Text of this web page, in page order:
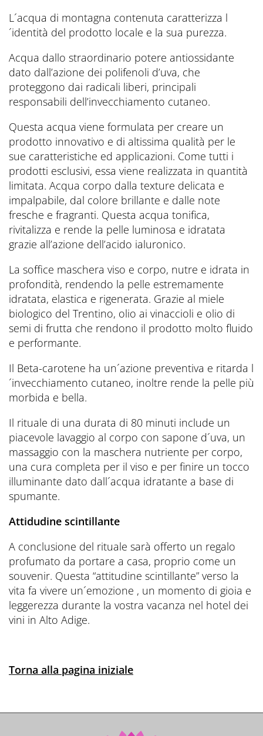
L´acqua di montagna contenuta caratterizza l
´identità del prodotto locale e la sua purezza.
Acqua dallo straordinario potere antiossidante
dato dall’azione dei polifenoli d’uva, che
proteggono dai radicali liberi, principali
responsabili dell’invecchiamento cutaneo.
Questa acqua viene formulata per creare un
prodotto innovativo e di altissima qualità per le
sue caratteristiche ed applicazioni. Come tutti i
prodotti esclusivi, essa viene realizzata in quantità
limitata. Acqua corpo dalla texture delicata e
impalpabile, dal colore brillante e dalle note
fresche e fragranti. Questa acqua tonifica,
rivitalizza e rende la pelle luminosa e idratata
grazie all’azione dell’acido ialuronico.
La soffice maschera viso e corpo, nutre e idrata in
profondità, rendendo la pelle estremamente
idratata, elastica e rigenerata. Grazie al miele
biologico del Trentino, olio ai vinaccioli e olio di
semi di frutta che rendono il prodotto molto fluido
e performante.
Il Beta-carotene ha un´azione preventiva e ritarda l
´invecchiamento cutaneo, inoltre rende la pelle più
morbida e bella.
Il rituale di una durata di 80 minuti include un
piacevole lavaggio al corpo con sapone d´uva, un
massaggio con la maschera nutriente per corpo,
una cura completa per il viso e per finire un tocco
illuminante dato dall´acqua idratante a base di
spumante.
Attidudine scintillante
A conclusione del rituale sarà offerto un regalo
profumato da portare a casa, proprio come un
souvenir. Questa “attitudine scintillante” verso la
vita fa vivere un´emozione , un momento di gioia e
leggerezza durante la vostra vacanza nel hotel dei
vini in Alto Adige.
Torna alla pagina iniziale